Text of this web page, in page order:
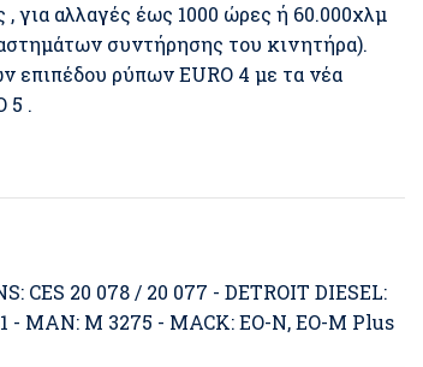
για αλλαγές έως 1000 ώρες ή 60.000χλμ
συντήρησης του κινητήρα).
επιπέδου ρύπων EURO 4 με τα νέα
5 .
CES 20 078 / 20 077 - DETROIT DIESEL:
- MAN: M 3275 - MACK: EO-N, EO-M Plus